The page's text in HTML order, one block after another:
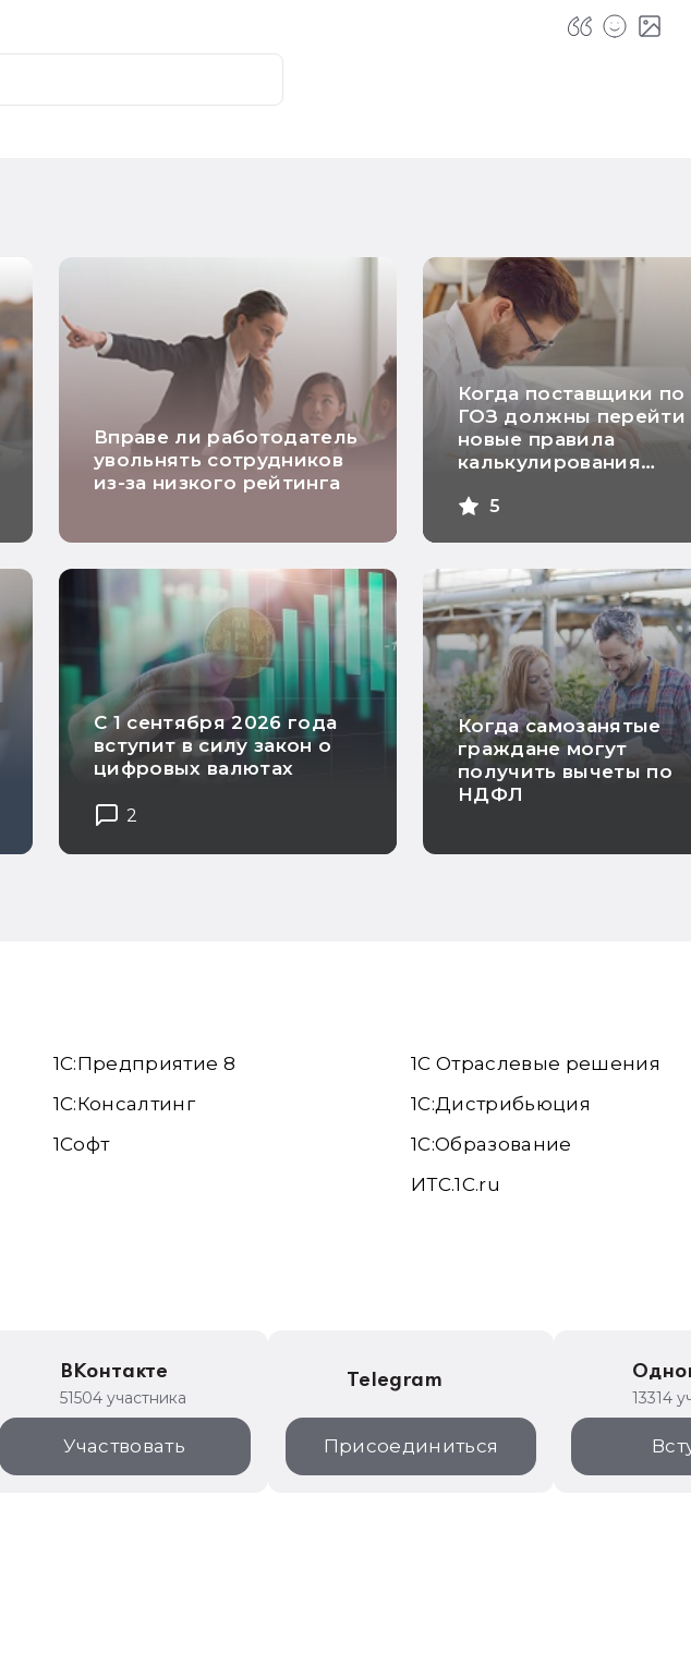
Вправе ли работодатель
увольнять сотрудников
из-за низкого рейтинга
Когда поставщики по
ГОЗ должны перейти
новые правила
калькулирования
продукции
5
С 1 сентября 2026 года
вступит в силу закон о
цифровых валютах
2
Когда самозанятые
граждане могут
получить вычеты по
НДФЛ
1С:Предприятие 8
1С:Консалтинг
1Софт
1С Отраслевые решения
1С:Дистрибьюция
1С:Образование
ИТС.1C.ru
ВКонтакте
51504 участника
Участвовать
Telegram
Присоединиться
13314